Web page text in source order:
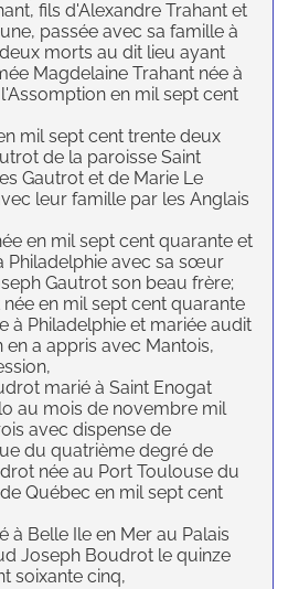
fils d'Alexandre Trahant et
passée avec sa famille à
morts au dit lieu ayant
Magdelaine Trahant née à
en mil sept cent
mil sept cent trente deux
de la paroisse Saint
Gautrot et de Marie Le
leur famille par les Anglais
en mil sept cent quarante et
Philadelphie avec sa sœur
Gautrot son beau frère;
en mil sept cent quarante
à Philadelphie et mariée audit
a appris avec Mantois,
marié à Saint Enogat
au mois de novembre mil
avec dispense de
du quatrième degré de
née au Port Toulouse du
Québec en mil sept cent
à Belle Ile en Mer au Palais
Joseph Boudrot le quinze
soixante cinq,